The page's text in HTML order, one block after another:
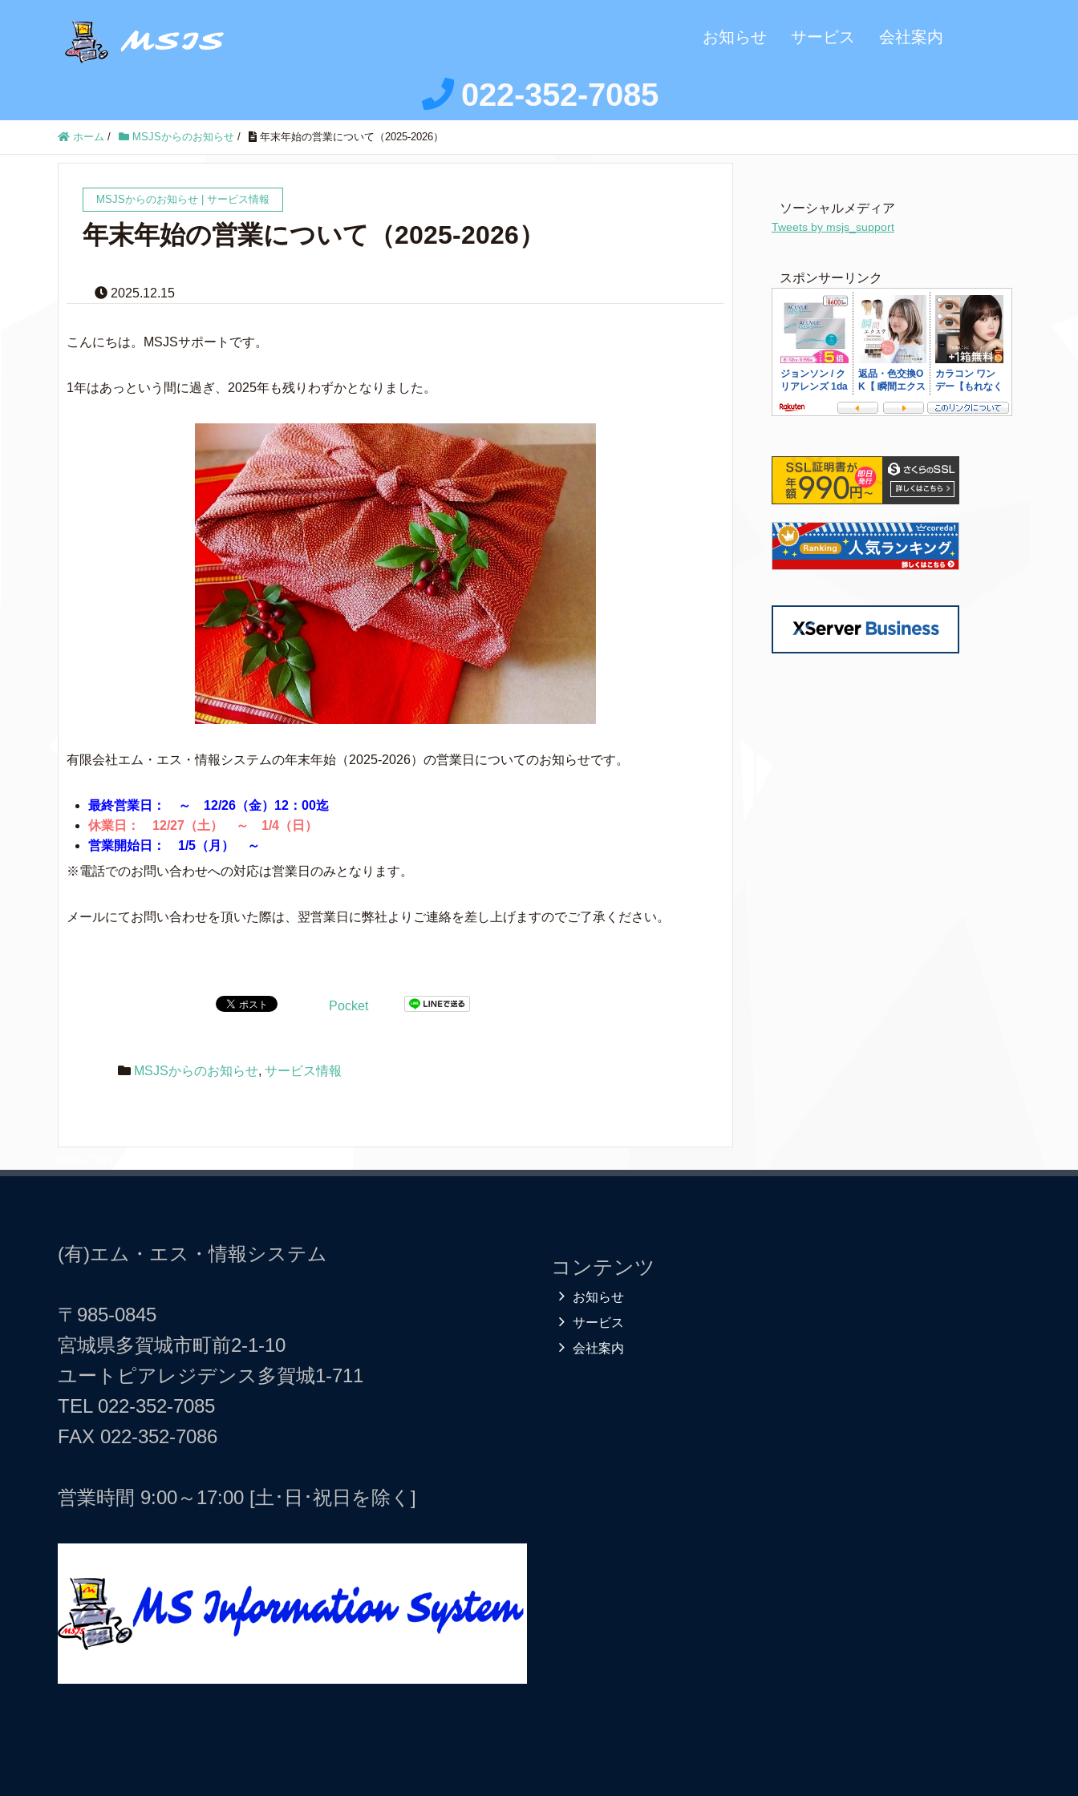
お知らせ サービス 会社案内
022-352-7085
ホーム / MSJSからのお知らせ / 年末年始の営業について（2025-2026）
MSJSからのお知らせ サービス情報
年末年始の営業について（2025-2026）
2025.12.15
こんにちは。MSJSサポートです。
1年はあっという間に過ぎ、2025年も残りわずかとなりました。
有限会社エム・エス・情報システムの年末年始（2025-2026）の営業日についてのお知らせです。
最終営業日： ～ 12/26（金）12：00迄
休業日： 12/27（土） ～ 1/4（日）
営業開始日： 1/5（月） ～
※電話でのお問い合わせへの対応は営業日のみとなります。
メールにてお問い合わせを頂いた際は、翌営業日に弊社よりご連絡を差し上げますのでご了承ください。
Pocket
MSJSからのお知らせ, サービス情報
ソーシャルメディア
Tweets by msjs_support
スポンサーリンク
(有)エム・エス・情報システム
〒985-0845
宮城県多賀城市町前2-1-10
ユートピアレジデンス多賀城1-711
TEL 022-352-7085
FAX 022-352-7086
営業時間 9:00～17:00 [土･日･祝日を除く]
コンテンツ
お知らせ
サービス
会社案内